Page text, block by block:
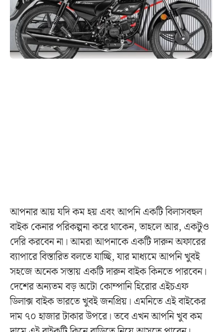
আপনার আয় যদি কম হয় এবং আপনি একটি বিলাসবহুল
বাইক কেনার পরিকল্পনা করে থাকেন, তাহলে আর, একটুও
দেরি করবেন না। আমরা আপনাকে একটি দারুন অফারের
ব্যাপারে বিস্তারিত বলতে যাচ্ছি, যার মাধ্যমে আপনি খুবই
সহজে অনেক সস্তায় একটি দারুন বাইক কিনতে পারবেন।
দেশের অন্যতম বড় অটো কোম্পানি হিরোর এইচএফ
ডিলাক্স বাইক ভারতে খুবই জনপ্রিয়। এমনিতে এই বাইকের
দাম ৭০ হাজার টাকার উপরে। তবে এখন আপনি খুব কম